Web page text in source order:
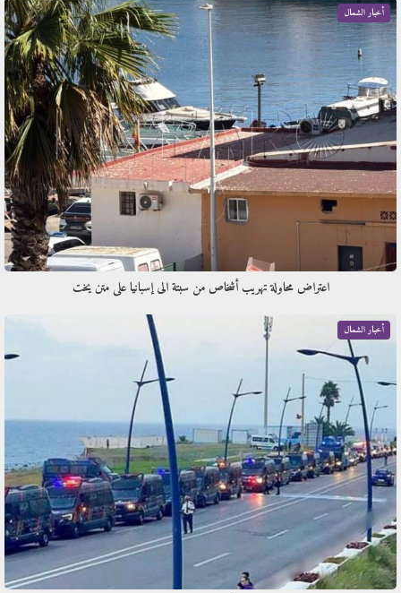
أخبار الشمال
اعتراض محاولة تهريب أشخاص من سبتة الى إسبانيا على متن يخت
أخبار الشمال